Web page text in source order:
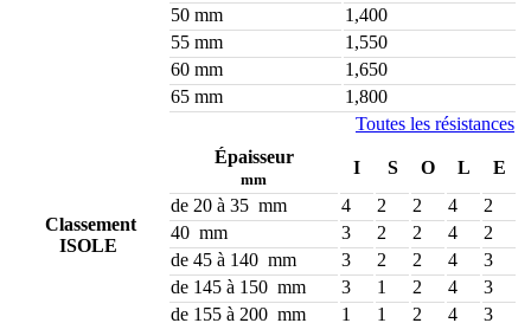
50 mm
1,400
55 mm
1,550
60 mm
1,650
65 mm
1,800
Toutes les résistances
Classement
ISOLE
Épaisseur
mm
I S O L
E
de 20 à 35 mm
4 2 2 4
2
40 mm
3 2 2 4
2
de 45 à 140 mm
3 2 2 4
3
de 145 à 150 mm
3 1 2 4
3
de 155 à 200 mm
1 1 2 4 3